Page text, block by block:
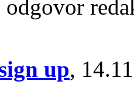
odgovor
up,